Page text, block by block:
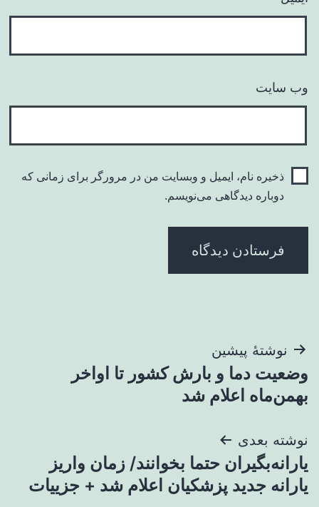
وب‌ سایت
ذخیره نام، ایمیل و وبسایت من در مرورگر برای زمانی که
دوباره دیدگاهی می‌نویسم.
راهبری
نوشته
نوشتهٔ پیشین
وضعیت دما و بارش کشور تا اواخر
بهمن‌ماه اعلام شد
نوشته بعدی
یارانه‌بگیران حتما بخوانند/ زمان واریز
یارانه جدید پزشکیان اعلام شد + جزییات